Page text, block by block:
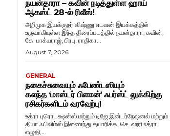
நயன்தாரா – கவின் நடித்துள்ள ஹாய்
ஆகஸ்ட் 28-ல் ரிலீஸ்!
அறிமுக இயக்குநர் விஷ்ணு எடவன் இயக்கத்தில்
உருவாகியுள்ள இந்த திரைப்படத்தில் நயன்தாரா, கவின்,
கே. பாக்யராஜ், பிரபு, ராதிகா...
August 7, 2026
GENERAL
நகைச்சுவையும் ஃபேண்டஸியும்
கலந்த ‘மாஸ்டர் பிளான்’ ஃபர்ஸ்ட் லுக்கிற்கு
ரசிகர்களிடம் வரவேற்பு!
உத்ரா புரொடக்ஷன்ஸ் மற்றும் டிஜே இன்டர்நேஷனல் மற்றும்
தியா ஃபிலிம்ஸ் இணைந்து தயாரிக்க, செ. ஹரி உத்ரா
எழுதி,...